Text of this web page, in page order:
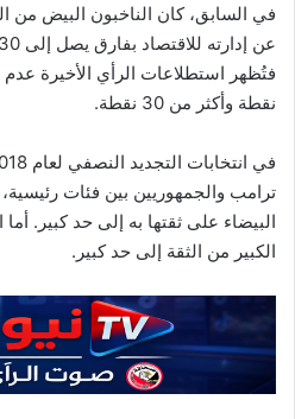
في السابق، كان الناخبون البيض من
نقطة وأكثر من 30 نقطة.
ترامب والجمهوريين بين فئات
البيضاء على ثقتها به إلى حد كبير. أما
الكبير من الثقة إلى حد كبير.